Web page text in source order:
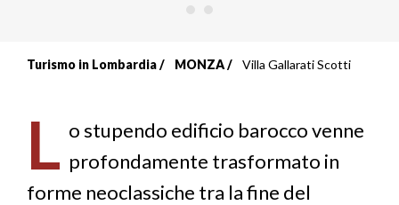
di
pane
Turismo in Lombardia MONZA Villa Gallarati Scotti
L o stupendo edificio barocco venne
profondamente trasformato in
forme neoclassiche tra la fine del